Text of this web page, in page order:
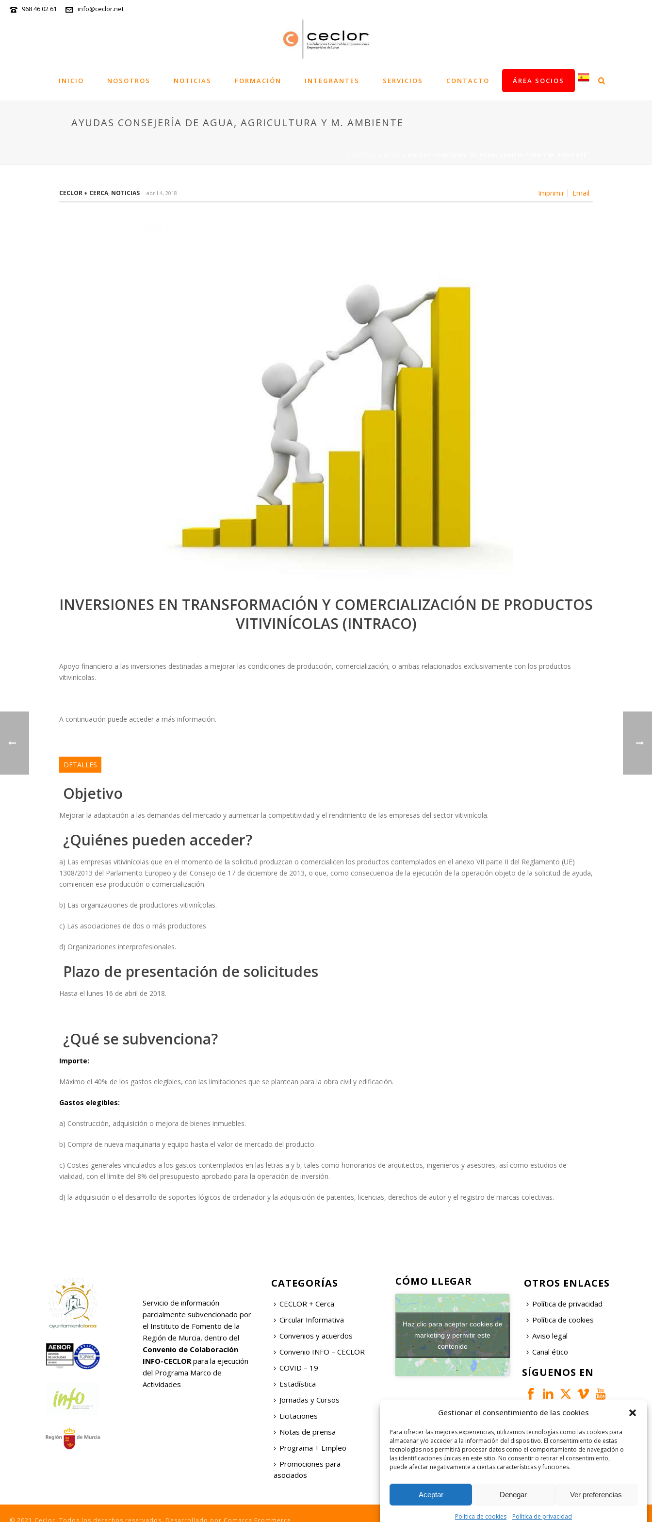
Gestionar el consentimiento de las cookies
Para ofrecer las mejores experiencias, utilizamos tecnologías como las cookies para
almacenar y/o acceder a la información del dispositivo. El consentimiento de estas
tecnologías nos permitirá procesar datos como el comportamiento de navegación o
las identificaciones únicas en este sitio. No consentir o retirar el consentimiento,
puede afectar negativamente a ciertas características y funciones.
Aceptar Denegar Ver preferencias
Política de cookies Política de privacidad
968 46 02 61 info@ceclor.net
INICIO NOSOTROS NOTICIAS FORMACIÓN INTEGRANTES SERVICIOS CONTACTO ÁREA SOCIOS
AYUDAS CONSEJERÍA DE AGUA, AGRICULTURA Y M. AMBIENTE
Imprimir Email
CECLOR + CERCA, NOTICIAS abril 4, 2018
INVERSIONES EN TRANSFORMACIÓN Y COMERCIALIZACIÓN DE PRODUCTOS
VITIVINÍCOLAS (INTRACO)
Apoyo financiero a las inversiones destinadas a mejorar las condiciones de producción, comercialización, o ambas relacionados exclusivamente con los productos
vitivinícolas.
A continuación puede acceder a más información.
DETALLES
Objetivo
Mejorar la adaptación a las demandas del mercado y aumentar la competitividad y el rendimiento de las empresas del sector vitivinícola.
¿Quiénes pueden acceder?
a) Las empresas vitivinícolas que en el momento de la solicitud produzcan o comercialicen los productos contemplados en el anexo VII parte II del Reglamento (UE)
1308/2013 del Parlamento Europeo y del Consejo de 17 de diciembre de 2013, o que, como consecuencia de la ejecución de la operación objeto de la solicitud de ayuda,
comiencen esa producción o comercialización.
b) Las organizaciones de productores vitivinícolas.
c) Las asociaciones de dos o más productores
d) Organizaciones interprofesionales.
Plazo de presentación de solicitudes
Hasta el lunes 16 de abril de 2018.
¿Qué se subvenciona?
Importe:
Máximo el 40% de los gastos elegibles, con las limitaciones que se plantean para la obra civil y edificación.
Gastos elegibles:
a) Construcción, adquisición o mejora de bienes inmuebles.
b) Compra de nueva maquinaria y equipo hasta el valor de mercado del producto.
c) Costes generales vinculados a los gastos contemplados en las letras a y b, tales como honorarios de arquitectos, ingenieros y asesores, así como estudios de
vialidad, con el límite del 8% del presupuesto aprobado para la operación de inversión.
d) la adquisición o el desarrollo de soportes lógicos de ordenador y la adquisición de patentes, licencias, derechos de autor y el registro de marcas colectivas.
Servicio de información
parcialmente subvencionado por
el Instituto de Fomento de la
Región de Murcia, dentro del
Convenio de Colaboración
INFO-CECLOR para la ejecución
del Programa Marco de
Actividades
CATEGORÍAS
CECLOR + Cerca
Circular Informativa
Convenios y acuerdos
Convenio INFO – CECLOR
COVID – 19
Estadística
Jornadas y Cursos
Licitaciones
Notas de prensa
Programa + Empleo
Promociones para
asociados
CÓMO LLEGAR
Haz clic para aceptar cookies de
marketing y permitir este
contenido
OTROS ENLACES
Política de privacidad
Política de cookies
Aviso legal
Canal ético
SÍGUENOS EN
© 2021 Ceclor. Todos los derechos reservados. Desarrollado por ComarcalEcommerce